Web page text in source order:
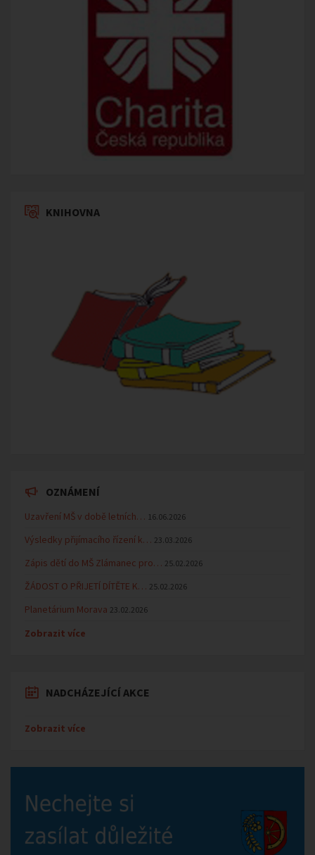
KNIHOVNA
OZNÁMENÍ
Uzavření MŠ v době letních… 16.06.2026
Výsledky přijímacího řízení k… 23.03.2026
Zápis dětí do MŠ Zlámanec pro… 25.02.2026
ŽÁDOST O PŘIJETÍ DÍTĚTE K… 25.02.2026
Planetárium Morava 23.02.2026
Zobrazit více
NADCHÁZEJÍCÍ AKCE
Zobrazit více